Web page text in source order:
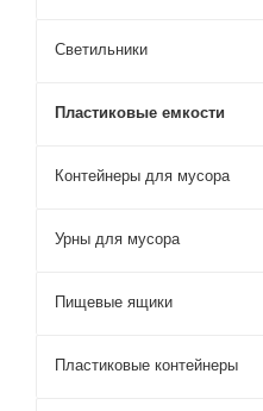
Светильники
Пластиковые емкости
Контейнеры для мусора
Урны для мусора
Пищевые ящики
Пластиковые контейнеры